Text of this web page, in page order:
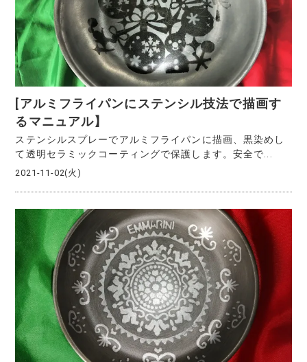
[アルミフライパンにステンシル技法で描画す
るマニュアル】
ステンシルスプレーでアルミフライパンに描画、黒染めし
て透明セラミックコーティングで保護します。安全で...
2021-11-02(火)